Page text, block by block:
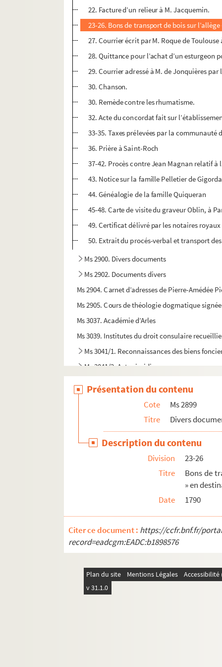
22. Facture d’un relieur à M. Jacquemin.
23-26. Bons de transport de bois sur
27. Courrier écrit par M. Roque de
28. Quittance pour l’achat d’un esturgeon
29. Courrier adressé à M. de Jonquières
30. Chanson.
30. Remède contre les rhumatisme.
32. Acte du concordat fait sur
33-35. Taxes prélevées par la communauté
36. Prière à Saint-Roch
37-42. Procès contre Jean Magnan relatif
43. Notice sur la famille Pelletier de
44. Généalogie de la famille Quiqueran
45-48. Carte de visite du graveur Oblin, à
49. Certificat délivré par les notaires
50. Extrait du procés-verbal et transport
Ms 2900. Divers documents
Ms 2902. Documents divers
Ms 2904. Carnet d’adresses de Pierre-Amédée
Ms 2905. Cours de théologie dogmatique
Ms 3037. Académie d’Arles
Ms 3039. Institutes du droit consulaire
Ms 3041/1. Reconnaissances des biens
Ms 3041/2. Actes juridiques
Ms 3068. Cantico à Sant Blas, poème du
Ms 3069. La Coumunioun di Sant, poème de
Ms 3071. Les Cris d'Arles : Fantaisie pour
Ms 3075. Processionale Sanctae Arelatensis
Ms 3078. Domaine de Montblanc, propriété
Ms 3079. Documents concernant Barbentane
Ms 3080. Union taurine Nimoîse.
Ms 3081. Archives personnelles de Charles
Ms 3082. Archives personnelles de Charles
Présentation du contenu
Cote
Ms 2899
Titre
Divers
Description du contenu
Division
23-26
Titre
Bons de
» en
Date
1790
Citer ce document : https://ccfr.bnf.fr/
record=eadcgm:EADC:b1898576
Plan du site Mentions Légales
v 31.1.0